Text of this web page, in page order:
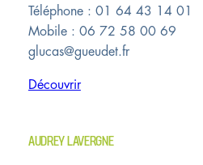
Téléphone : 01 64 43 14 01
Mobile : 06 72 58 00 69
glucas@gueudet.fr
Découvrir
AUDREY LAVERGNE